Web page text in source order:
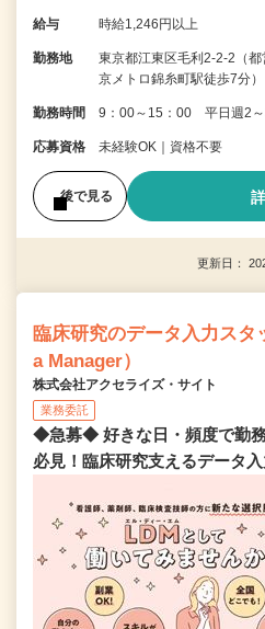
給与 時給1,246円以上
勤務地
東京都江東区毛利2-2-2（
京メトロ錦糸町駅徒歩7分）
勤務時間 9：00～15：00 平日週2
応募資格 未経験OK｜資格不要
後で見る
更新日：
臨床研究のデータ入力ス
a Manager）
株式会社アクセライズ・サイト
業務委託
◆急募◆ 好きな日・頻度で勤
必見！臨床研究支えるデータ